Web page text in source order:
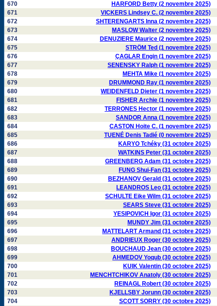
670
HARFORD Betty (2 novembre 2025)
671
VICKERS Lindsey C. (2 novembre 2025)
672
SHTERENGARTS Inna (2 novembre 2025)
673
MASLOW Walter (2 novembre 2025)
674
DENUZIERE Maurice (2 novembre 2025)
675
STRÖM Ted (1 novembre 2025)
676
ÇAGLAR Engin (1 novembre 2025)
677
SENENSKY Ralph (1 novembre 2025)
678
MEHTA Mike (1 novembre 2025)
679
DRUMMOND Ray (1 novembre 2025)
680
WEIDENFELD Dieter (1 novembre 2025)
681
FISHER Archie (1 novembre 2025)
682
TERRONES Hector (1 novembre 2025)
683
SANDOR Anna (1 novembre 2025)
684
CASTON Hoite C. (1 novembre 2025)
685
TUENÉ Denis Tadié (0 novembre 2025)
686
KARYO Tchéky (31 octobre 2025)
687
WATKINS Peter (31 octobre 2025)
688
GREENBERG Adam (31 octobre 2025)
689
FUNG Shui-Fan (31 octobre 2025)
690
BEZHANOV Gerald (31 octobre 2025)
691
LEANDROS Leo (31 octobre 2025)
692
SCHULTE Eike Wilm (31 octobre 2025)
693
SEARS Steve (31 octobre 2025)
694
YESIPOVICH Igor (31 octobre 2025)
695
MUNDY Jim (31 octobre 2025)
696
MATTELART Armand (31 octobre 2025)
697
ANDRIEUX Roger (30 octobre 2025)
698
BOUCHAUD Jean (30 octobre 2025)
699
AHMEDOV Yoqub (30 octobre 2025)
700
KUIK Valentin (30 octobre 2025)
701
MENCHTCHIKOV Anatoly (30 octobre 2025)
702
REINAGL Robert (30 octobre 2025)
703
KJELLSBY Jorunn (30 octobre 2025)
704
SCOTT SORRY (30 octobre 2025)